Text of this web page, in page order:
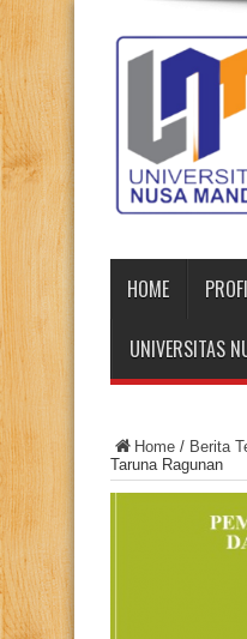
HOME
UNIVERSITAS
Home / Berita
Taruna Ragunan